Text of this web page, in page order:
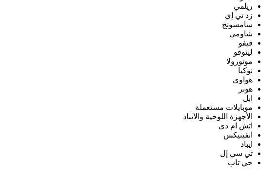
ريلمي
زد تي إي
سامسونج
شاومي
فيفو
لينوفو
موتورولا
نوكيا
هواوي
هونر
ابل
موبايلات مستعملة
الأجهزة اللوحية والآيباد
اتش ام دى
انفينيكس
ايباد
تي سي إل
جي تاب